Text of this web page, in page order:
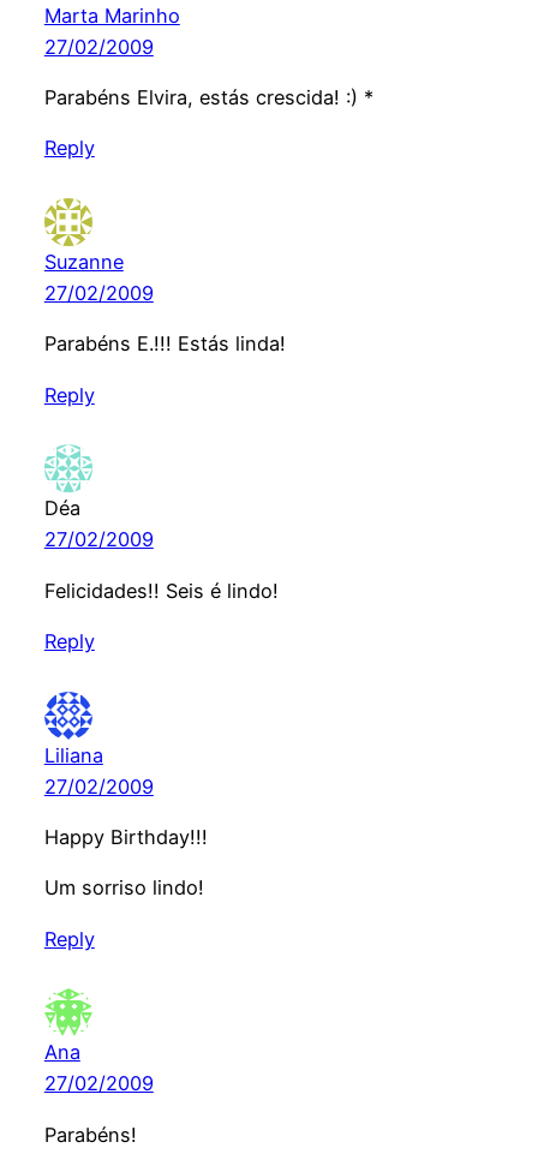
Marta Marinho
27/02/2009
Parabéns Elvira, estás crescida! :) *
Reply
Suzanne
27/02/2009
Parabéns E.!!! Estás linda!
Reply
Déa
27/02/2009
Felicidades!! Seis é lindo!
Reply
Liliana
27/02/2009
Happy Birthday!!!
Um sorriso lindo!
Reply
Ana
27/02/2009
Parabéns!